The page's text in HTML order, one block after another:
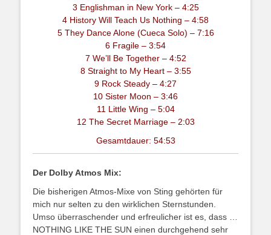
3 Englishman in New York – 4:25
4 History Will Teach Us Nothing – 4:58
5 They Dance Alone (Cueca Solo) – 7:16
6 Fragile – 3:54
7 We’ll Be Together – 4:52
8 Straight to My Heart – 3:55
9 Rock Steady – 4:27
10 Sister Moon – 3:46
11 Little Wing – 5:04
12 The Secret Marriage – 2:03
Gesamtdauer: 54:53
Der Dolby Atmos Mix:
Die bisherigen Atmos-Mixe von Sting gehörten für
mich nur selten zu den wirklichen Sternstunden.
Umso überraschender und erfreulicher ist es, dass …
NOTHING LIKE THE SUN einen durchgehend sehr